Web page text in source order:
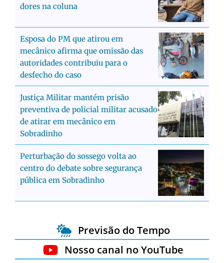
dores na coluna
Esposa do PM que atirou em
mecânico afirma que omissão das
autoridades contribuiu para o
desfecho do caso
Justiça Militar mantém prisão
preventiva de policial militar acusado
de atirar em mecânico em
Sobradinho
Perturbação do sossego volta ao
centro do debate sobre segurança
pública em Sobradinho
Previsão do Tempo
Nosso canal no YouTube